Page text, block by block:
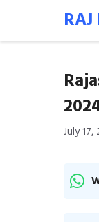
content
July 17,